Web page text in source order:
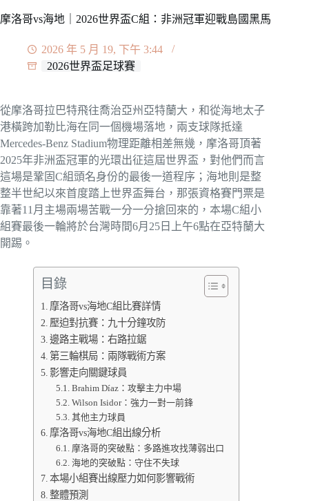
摩洛哥vs海地｜2026世界盃C組：非洲冠軍迎戰島國黑馬
2026 年 5 月 19, 下午 3:44
2026世界盃足球賽
從摩洛哥拉巴特飛往喬治亞州亞特蘭大，和從海地太子
港橫跨加勒比海在同一個機場落地，兩支球隊抵達
Mercedes-Benz Stadium物理距離相差無幾，摩洛哥頂著
2025年非洲盃冠軍的光環出征這屆世界盃，對他們而言
這場是鞏固C組頭名身份的最後一道程序；海地則是整
整半世紀以來首度踏上世界盃舞台，那張資格賽門票是
靠著11月主場兩場苦戰一分一分搶回來的，本場C組小
組賽最後一輪將於台灣時間6月25日上午6點在亞特蘭大
開踢。
目錄
摩洛哥vs海地C組比賽詳情
壓迫對抗賽：九十分鐘攻防
邊路主戰場：右路拉鋸
第三輪棋局：兩隊戰術方案
影響走向關鍵球員
Brahim Díaz：攻擊主力中場
Wilson Isidor：強力一對一前鋒
其他主力球員
摩洛哥vs海地C組出線分析
摩洛哥的突破點：多路進攻找薄弱出口
海地的突破點：守住不失球
本場小組賽出線壓力如何影響戰術
整體預測